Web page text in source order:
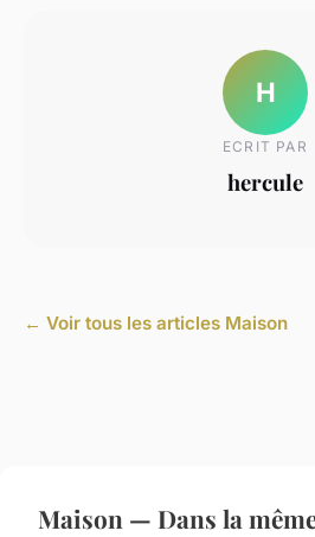
H
ECRIT PAR
hercule
← Voir tous les articles Maison
Maison — Dans la